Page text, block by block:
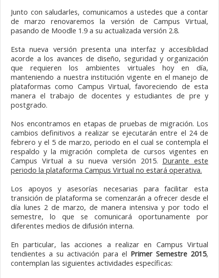
Junto con saludarles, comunicamos a ustedes que a contar
de marzo renovaremos la versión de Campus Virtual,
pasando de Moodle 1.9 a su actualizada versión 2.8.
Esta nueva versión presenta una interfaz y accesiblidad
acorde a los avances de diseño, seguridad y organización
que requieren los ambientes virtuales hoy en día,
manteniendo a nuestra institución vigente en el manejo de
plataformas como Campus Virtual, favoreciendo de esta
manera el trabajo de docentes y estudiantes de pre y
postgrado.
Nos encontramos en etapas de pruebas de migración. Los
cambios definitivos a realizar se ejecutarán entre el 24 de
febrero y el 5 de marzo, periodo en el cual se contempla el
respaldo y la migración completa de cursos vigentes en
Campus Virtual a su nueva versión 2015. Durante este
periodo la plataforma Campus Virtual no estará operativa.
Los apoyos y asesorías necesarias para facilitar esta
transición de plataforma se comenzarán a ofrecer desde el
día lunes 2 de marzo, de manera intensiva y por todo el
semestre, lo que se comunicará oportunamente por
diferentes medios de difusión interna.
En particular, las acciones a realizar en Campus Virtual
tendientes a su activación para el Primer Semestre 2015,
contemplan las siguientes actividades específicas: